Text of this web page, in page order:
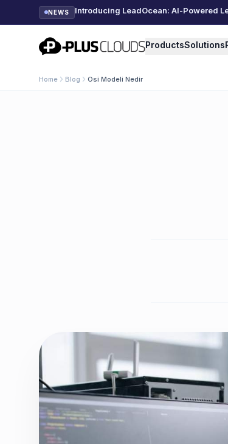
NEWS Introducing LeadOcean: AI-Powered
PlusClouds ProductsSolutions
Home Blog Osi Modeli Nedir